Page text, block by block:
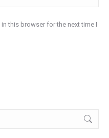
this browser for the next time I